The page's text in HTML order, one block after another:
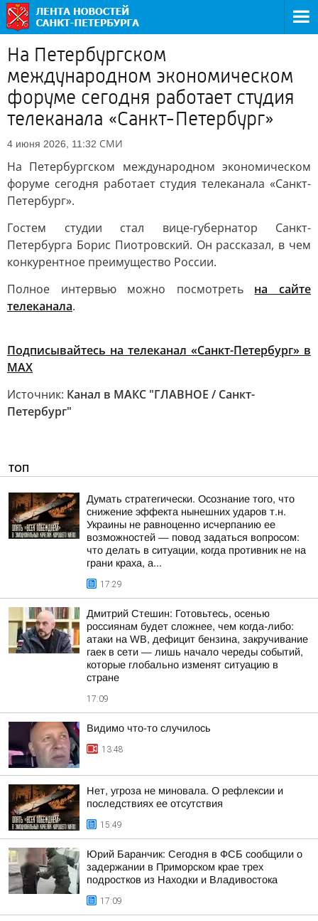
На Петербургском
международном экономическом
форуме сегодня работает студия
телеканала «Санкт-Петербург»
4 июня 2026, 11:32 СМИ
На Петербургском международном экономическом
форуме сегодня работает студия телеканала «Санкт-
Петербург».
Гостем студии стал вице-губернатор Санкт-
Петербурга Борис Пиотровский. Он рассказал, в чем
конкурентное преимущество России.
Полное интервью можно посмотреть на сайте
телеканала.
Подписывайтесь на телеканал «Санкт-Петербург» в
MAX
Источник: Канал в МАКС "ГЛАВНОЕ / Санкт-
Петербург"
ТОП
Думать стратегически. Осознание того, что
снижение эффекта нынешних ударов т.н.
Украины не равноценно исчерпанию ее
возможностей — повод задаться вопросом:
что делать в ситуации, когда противник не на
грани краха, а...
17:29
Дмитрий Стешин: Готовьтесь, осенью
россиянам будет сложнее, чем когда-либо:
атаки на WB, дефицит бензина, закручивание
гаек в сети — лишь начало череды событий,
которые глобально изменят ситуацию в
стране
17:09
Видимо что-то случилось
13:48
Нет, угроза не миновала. О рефлексии и
последствиях ее отсутствия
15:49
Юрий Баранчик: Сегодня в ФСБ сообщили о
задержании в Приморском крае трех
подростков из Находки и Владивостока
17:09